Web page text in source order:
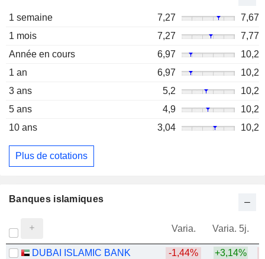
1 semaine 7,27
7,67
1 mois
7,27
7,77
Année en cours
6,97
10,2
1 an
6,97
10,2
3 ans
5,2
10,2
5 ans
4,9
10,2
10 ans
3,04 10,2
Plus de cotations
Banques islamiques
Varia. Varia. 5j.
DUBAI ISLAMIC BANK -1,44% +3,14%